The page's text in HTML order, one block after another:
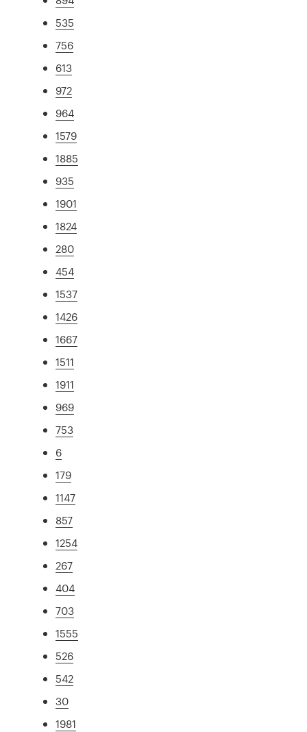
535
756
613
972
964
1579
1885
935
1901
1824
280
454
1537
1426
1667
1511
1911
969
753
6
179
1147
857
1254
267
404
703
1555
526
542
30
1981